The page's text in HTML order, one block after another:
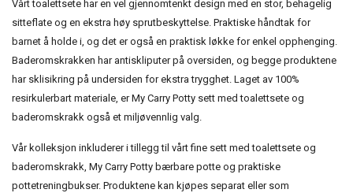
Vårt toalettsete har en vel gjennomtenkt design med en stor, behagelig
sitteflate og en ekstra høy sprutbeskyttelse. Praktiske håndtak for
barnet å holde i, og det er også en praktisk løkke for enkel opphenging.
Baderomskrakken har antiskliputer på oversiden, og begge produktene
har sklisikring på undersiden for ekstra trygghet. Laget av 100%
resirkulerbart materiale, er My Carry Potty sett med toalettsete og
baderomskrakk også et miljøvennlig valg.
Vår kolleksjon inkluderer i tillegg til vårt fine sett med toalettsete og
baderomskrakk, My Carry Potty bærbare potte og praktiske
pottetreningbukser. Produktene kan kjøpes separat eller som